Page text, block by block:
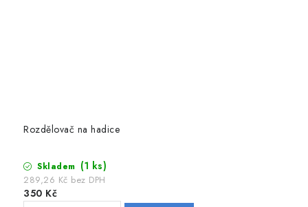
Rozdělovač na hadice
Skladem (1 ks)
289,26 Kč bez DPH
350 Kč